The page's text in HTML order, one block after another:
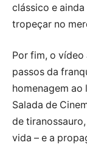
clássico e
tropeçar no
Por fim, o
passos da
homenagem ao
Salada de
de
vida – e a